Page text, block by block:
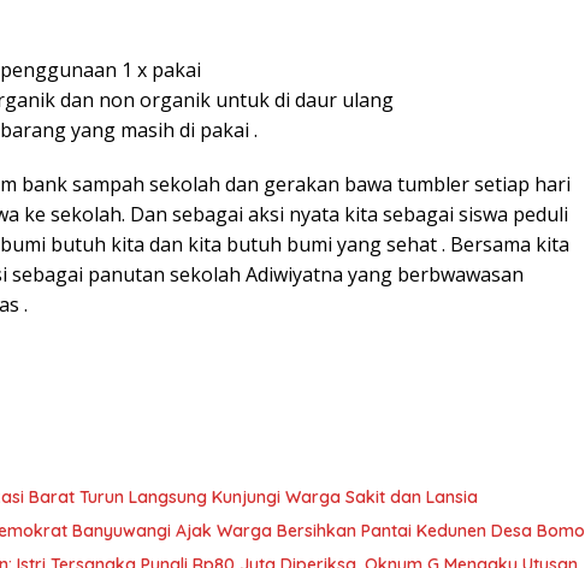
1 x pakai
dan non organik untuk di daur ulang
yang masih di pakai .
bank sampah sekolah dan gerakan bawa tumbler setiap hari
ke sekolah. Dan sebagai aksi nyata kita sebagai siswa peduli
butuh kita dan kita butuh bumi yang sehat . Bersama kita
sebagai panutan sekolah Adiwiyatna yang berbwawasan
.
Barat Turun Langsung Kunjungi Warga Sakit dan Lansia
Banyuwangi Ajak Warga Bersihkan Pantai Kedunen Desa Bomo